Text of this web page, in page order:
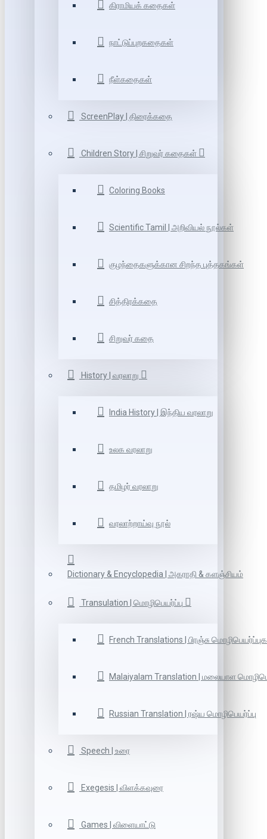
கிராமியக் கதைகள்
நாட்டுப்புறகதைகள்
நீள்கதைகள்
ScreenPlay | திரைக்கதை
Children Story | சிறுவர் கதைகள்
Coloring Books
Scientific Tamil | அறிவியல் நூல்கள்
குழந்தைகளுக்கான சிறந்த புத்தகங்கள்
சித்திரக்கதை
சிறுவர் கதை
History | வரலாறு
India History | இந்திய வரலாறு
உலக வரலாறு
தமிழர் வரலாறு
வரலாற்றாய்வு நூல்
Dictionary & Encyclopedia | அகராதி & களஞ்சியம்
Transulation | மொழிபெயர்ப்பு
French Translations | பிரஞ்சு
Malaiyalam Translation | மலையாள
Russian Translation | ரஷ்ய மொழிபெயர்ப்பு
Speech | உரை
Exegesis | விளக்கவுரை
Games | விளையாட்டு